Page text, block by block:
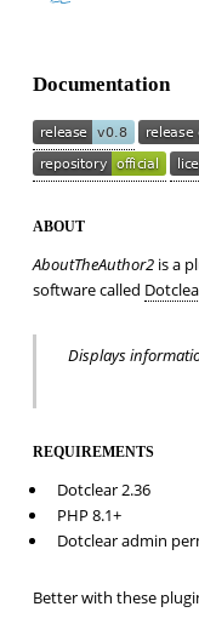
Documentation
ABOUT
AboutTheAuthor2is a
software called
Displays
REQUIREMENTS
Dotclear 2.36
PHP 8.1+
Dotclear admin
Better with these